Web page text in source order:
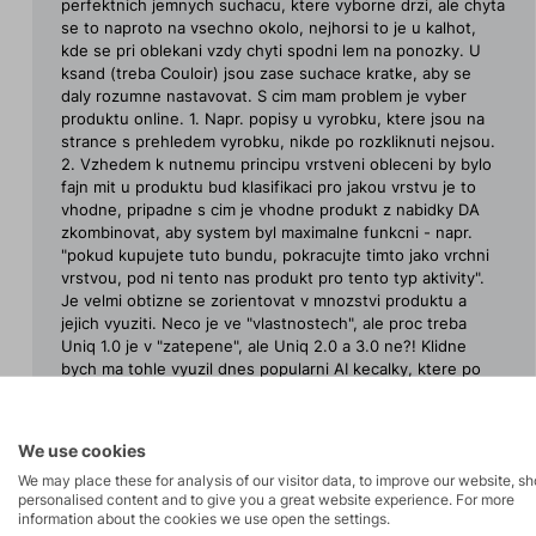
perfektnich jemnych suchacu, ktere vyborne drzi, ale chyta
se to naproto na vsechno okolo, nejhorsi to je u kalhot,
kde se pri oblekani vzdy chyti spodni lem na ponozky. U
ksand (treba Couloir) jsou zase suchace kratke, aby se
daly rozumne nastavovat. S cim mam problem je vyber
produktu online. 1. Napr. popisy u vyrobku, ktere jsou na
strance s prehledem vyrobku, nikde po rozkliknuti nejsou.
2. Vzhedem k nutnemu principu vrstveni obleceni by bylo
fajn mit u produktu bud klasifikaci pro jakou vrstvu je to
vhodne, pripadne s cim je vhodne produkt z nabidky DA
zkombinovat, aby system byl maximalne funkcni - napr.
"pokud kupujete tuto bundu, pokracujte timto jako vrchni
vrstvou, pod ni tento nas produkt pro tento typ aktivity".
Je velmi obtizne se zorientovat v mnozstvi produktu a
jejich vyuziti. Neco je ve "vlastnostech", ale proc treba
Uniq 1.0 je v "zatepene", ale Uniq 2.0 a 3.0 ne?! Klidne
bych ma tohle vyuzil dnes popularni AI kecalky, ktere po
tak vas "zpet" neprenese na seznam vyrobku, ale na
predchozi barvu/variantu produktu. 4. Videl jsem vsechny
spoty DA na YT pro 2025 - jsou pekne, kratke, ale mohly u
nich byt v popisu odkazy na to, co ty lidi maj na sobe...
We use cookies
We may place these for analysis of our visitor data, to improve our website,
personalised content and to give you a great website experience. For more
information about the cookies we use open the settings.